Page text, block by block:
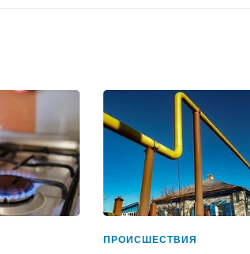
ПРОИСШЕСТВИЯ